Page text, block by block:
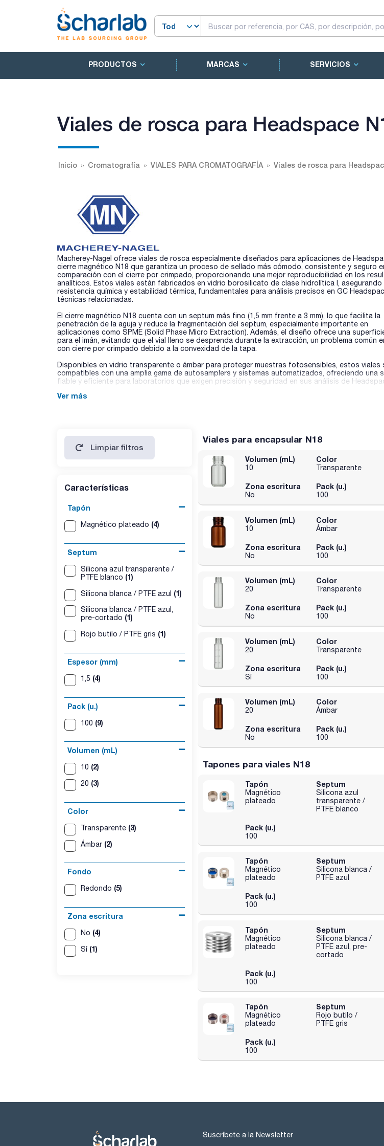
PRODUCTOS MARCAS SERVICIOS
Viales de rosca para Headspace
Inicio Cromatografía VIALES PARA CROMATOGRAFÍA Viales de rosca para
Macherey-Nagel ofrece viales de rosca especialmente diseñados para aplicaciones de
cierre magnético N18 que garantiza un proceso de sellado más cómodo, consistente y seguro
comparación con el cierre por crimpado, proporcionando una mejor reproducibilidad en los
analíticos. Estos viales están fabricados en vidrio borosilicato de clase hidrolítica I, asegurando
resistencia química y estabilidad térmica, fundamentales para análisis precisos en GC
técnicas relacionadas.
El cierre magnético N18 cuenta con un septum más fino (1,5 mm frente a 3 mm), lo que facilita la
penetración de la aguja y reduce la fragmentación del septum, especialmente importante en
aplicaciones como SPME (Solid Phase Micro Extraction). Además, el diseño ofrece una
para el imán, evitando que el vial lleno se desprenda durante la extracción, un problema común
con cierre por crimpado debido a la convexidad de la tapa.
Disponibles en vidrio transparente o ámbar para proteger muestras fotosensibles, estos viales
compatibles con una amplia gama de autosamplers y sistemas automatizados, ofreciendo una
fiable y eficiente para laboratorios que exigen precisión y seguridad en sus análisis de
Ver más
Limpiar filtros
Características
Tapón
Magnético plateado (4)
Septum
Silicona azul transparente /
PTFE blanco (1)
Silicona blanca / PTFE azul (1)
Silicona blanca / PTFE azul,
pre-cortado (1)
Rojo butilo / PTFE gris (1)
Espesor (mm)
1,5 (4)
Pack (u.)
100 (9)
Volumen (mL)
10 (2)
20 (3)
Color
Transparente (3)
Ámbar (2)
Fondo
Redondo (5)
Zona escritura
No (4)
Sí (1)
Viales para encapsular N18
Volumen (mL)
10
Color
Transparente
Zona escritura
No
Pack (u.)
100
Volumen (mL)
10
Color
Ámbar
Zona escritura
No
Pack (u.)
100
Volumen (mL)
20
Color
Transparente
Zona escritura
No
Pack (u.)
100
Volumen (mL)
20
Color
Transparente
Zona escritura
Sí
Pack (u.)
100
Volumen (mL)
20
Color
Ámbar
Zona escritura
No
Pack (u.)
100
Tapones para viales N18
Tapón
Magnético
plateado
Septum
Silicona azul
transparente /
PTFE blanco
Pack (u.)
100
Tapón
Magnético
plateado
Septum
Silicona blanca /
PTFE azul
Pack (u.)
100
Tapón
Magnético
plateado
Septum
Silicona blanca /
PTFE azul, pre-
cortado
Pack (u.)
100
Tapón
Magnético
plateado
Septum
Rojo butilo /
PTFE gris
Pack (u.)
100
Suscríbete a la Newsletter